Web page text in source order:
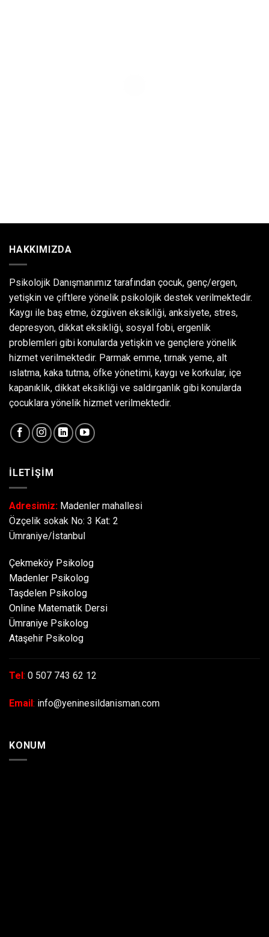
HAKKIMIZDA
Psikolojik Danışmanımız tarafından çocuk, genç/ergen,
yetişkin ve çiftlere yönelik psikolojik destek verilmektedir.
Kaygı ile baş etme, özgüven eksikliği, anksiyete, stres,
depresyon, dikkat eksikliği, sosyal fobi, ergenlik
problemleri gibi konularda yetişkin ve gençlere yönelik
hizmet verilmektedir. Parmak emme, tırnak yeme, alt
ıslatma, kaka tutma, öfke yönetimi, kaygı ve korkular, içe
kapanıklık, dikkat eksikliği ve saldırganlık gibi konularda
çocuklara yönelik hizmet verilmektedir.
İLETİŞİM
Adresimiz: Madenler mahallesi
Özçelik sokak No: 3 Kat: 2
Ümraniye/İstanbul
Çekmeköy Psikolog
Madenler Psikolog
Taşdelen Psikolog
Online Matematik Dersi
Ümraniye Psikolog
Ataşehir Psikolog
Tel: 0 507 743 62 12
Email: info@yeninesildanisman.com
KONUM